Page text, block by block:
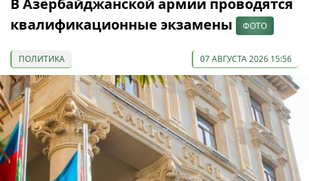
В Азербайджанской армии проводятся
квалификационные экзамены
ФОТО
ПОЛИТИКА 07 АВГУСТА 2026 15:56